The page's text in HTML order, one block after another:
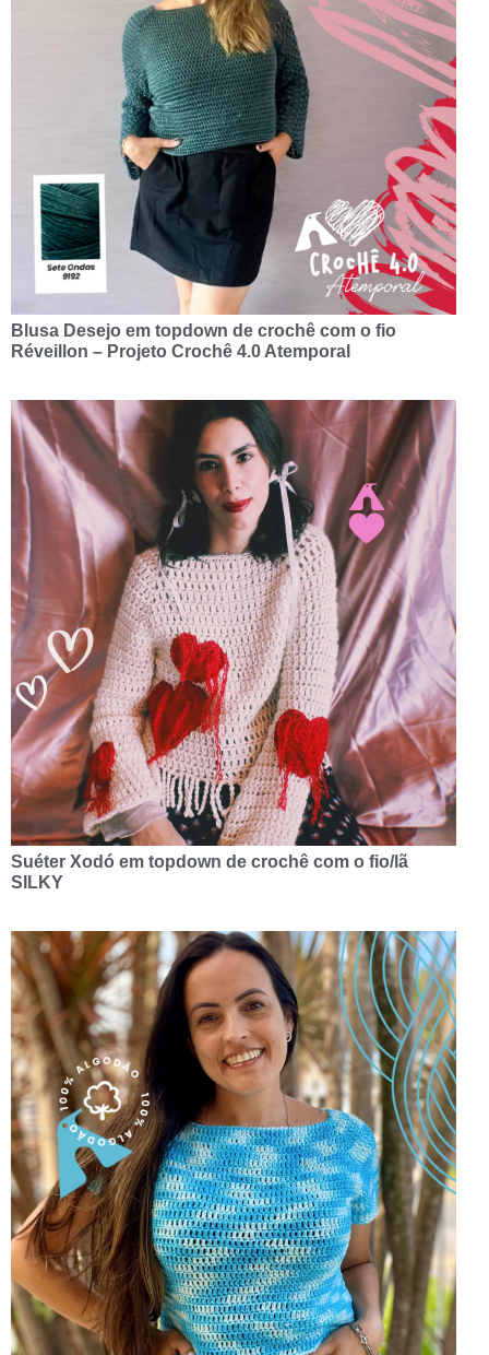
Blusa Desejo em topdown de crochê com o fio
Réveillon – Projeto Crochê 4.0 Atemporal
Suéter Xodó em topdown de crochê com o fio/lã
SILKY